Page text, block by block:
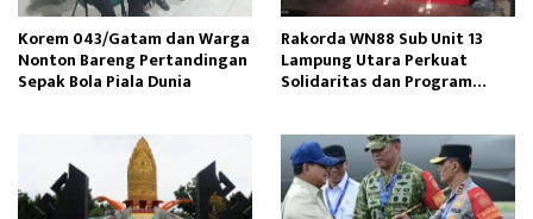
Korem 043/Gatam dan Warga
Nonton Bareng Pertandingan
Sepak Bola Piala Dunia
Rakorda WN88 Sub Unit 13
Lampung Utara Perkuat
Solidaritas dan Program